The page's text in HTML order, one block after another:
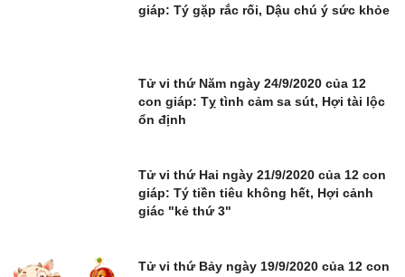
giáp: Tý gặp rắc rối, Dậu chú ý sức khỏe
Tử vi thứ Năm ngày 24/9/2020 của 12
con giáp: Tỵ tình cảm sa sút, Hợi tài lộc
ổn định
Tử vi thứ Hai ngày 21/9/2020 của 12 con
giáp: Tý tiền tiêu không hết, Hợi cảnh
giác "kẻ thứ 3"
Tử vi thứ Bảy ngày 19/9/2020 của 12 con